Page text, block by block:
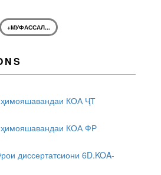
+МУФАССАЛ...
ҳимояшавандаи КОА ҶТ
ҳимояшавандаи КОА ФР
диссертатсиони 6D.KOA-